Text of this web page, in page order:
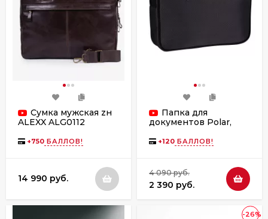
Сумка мужская zн
ALEXX ALG0112
+750 БАЛЛОВ!
14 990 руб.
Папка для
документов Polar,
+120 БАЛЛОВ!
4 090 руб.
2 390 руб.
-26%